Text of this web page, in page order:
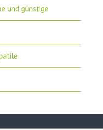
und günstige